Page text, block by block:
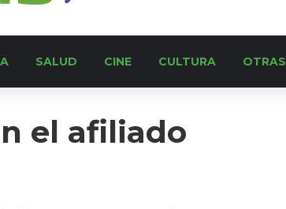
SALUD CINE CULTURA OTRAS
el afiliado